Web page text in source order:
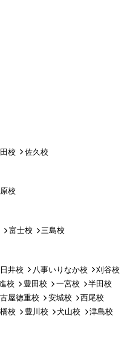
校 佐久校
校
富士校 三島校
井校 八事いりなか校
刈谷校
校 豊田校 一宮校
半田校
屋徳重校 安城校
西尾校
校 豊川校 犬山校
津島校